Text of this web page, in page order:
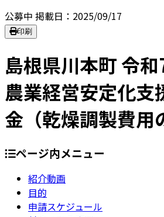
公募中 掲載日：2025/09/17
印刷
島根県川本町 令
農業経営安定化支
金（乾燥調製費用
ページ内メニュー
紹介動画
目的
申請スケジュール